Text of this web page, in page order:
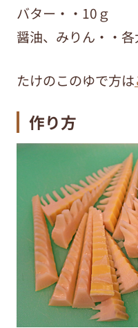
バター・・10ｇ
醤油、みりん・・
たけのこのゆで方は
作り方